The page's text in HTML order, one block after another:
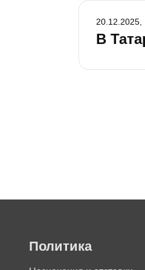
В
20.12.2025,
Политика